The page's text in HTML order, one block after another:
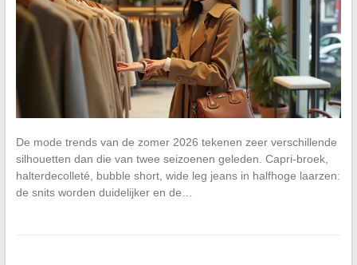
De mode trends van de zomer 2026 tekenen zeer verschillende
silhouetten dan die van twee seizoenen geleden. Capri-broek,
halterdecolleté, bubble short, wide leg jeans in halfhoge laarzen:
de snits worden duidelijker en de…